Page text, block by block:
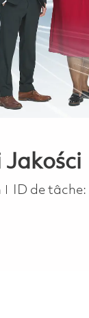
Jakości
ID de tâche: